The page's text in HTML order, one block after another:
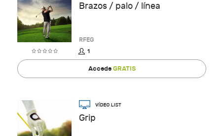
Brazos / palo / línea
RFEG
1
AccedeGRATIS
Grip